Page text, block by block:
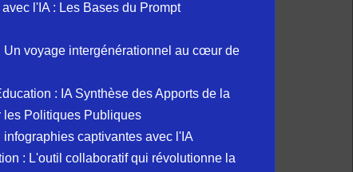
l'IA : Les Bases du Prompt
Un voyage intergénérationnel au cœur de
: IA Synthèse des Apports de la
les Politiques Publiques
captivantes avec l'IA
: L'outil collaboratif qui révolutionne la